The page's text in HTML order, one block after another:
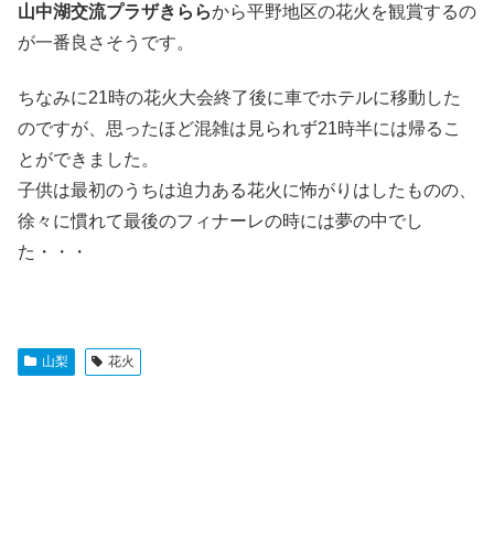
山中湖交流プラザきららから平野地区の花火を観賞するの
が一番良さそうです。
ちなみに21時の花火大会終了後に車でホテルに移動した
のですが、思ったほど混雑は見られず21時半には帰るこ
とができました。
子供は最初のうちは迫力ある花火に怖がりはしたものの、
徐々に慣れて最後のフィナーレの時には夢の中でし
た・・・
山梨 花火